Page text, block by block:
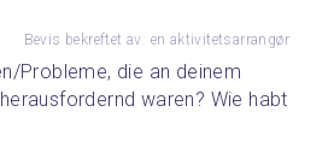
Bevis bekreftet av: en aktivitetsarrangør
Probleme, die an deinem
waren? Wie habt